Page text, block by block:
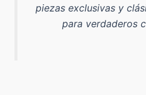
piezas exclusivas y
para verdaderos